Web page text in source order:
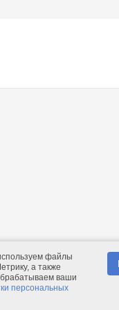
2026.Comfolio.ru
—
файлы
а также
ваши
персональных